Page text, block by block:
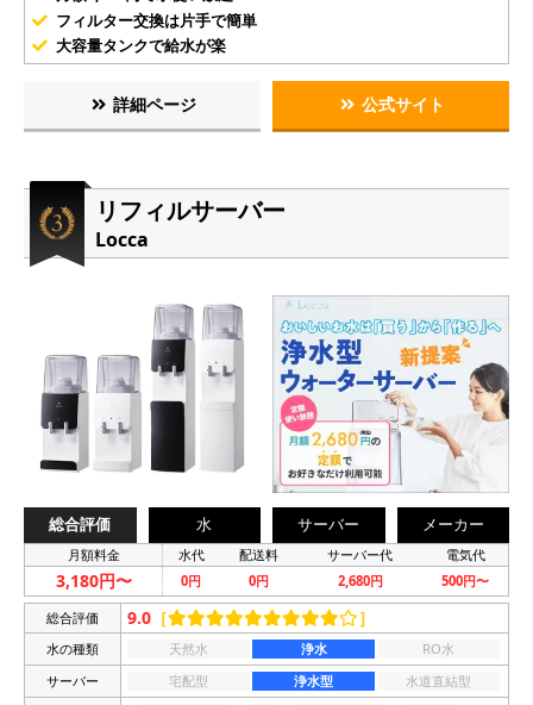
フィルター交換は片手で簡単
大容量タンクで給水が楽
詳細ページ 公式サイト
リフィルサーバー
Locca
総合評価 水 サーバー メーカー
月額料金 水代 配送料 サーバー代 電気代
3,180円〜 0円 0円 2,680円 500円〜
総合評価 9.0 ［ ］
水の種類 天然水 浄水
RO水
サーバー
宅配型 浄水型
水道直結型